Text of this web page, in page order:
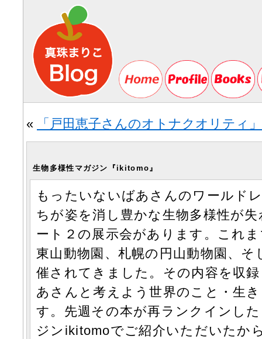
« 「戸田恵子さんのオトナクオリティ」
生物多様性マガジン『ikitomo』
もったいないばあさんのワールド
ちが姿を消し豊かな生物多様性が
ート２の展示会があります。これ
東山動物園、札幌の円山動物園、
催されてきました。その内容を収
あさんと考えよう世界のこと・生
す。先週その本が再ランクインし
ジンikitomoでご紹介いただいたか